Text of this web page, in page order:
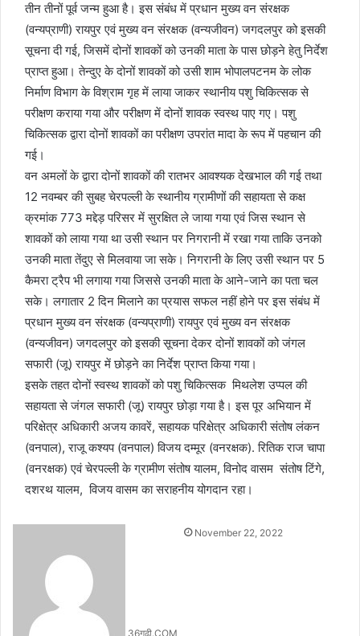
तीन तीनों पूर्व जन्म हुआ है। इस संबंध में प्रधान मुख्य वन संरक्षक
(वन्यप्राणी) रायपुर एवं मुख्य वन संरक्षक (वन्यजीवन) जगदलपुर को इसकी
सूचना दी गई, जिसमें दोनों शावकों को उनकी माता के पास छोड़ने हेतु निर्देश
प्राप्त हुआ। तेन्दुए के दोनों शावकों को उसी शाम भोपालपटनम के लोक
निर्माण विभाग के विश्राम गृह में लाया जाकर स्थानीय पशु चिकित्सक से
परीक्षण कराया गया और परीक्षण में दोनों शावक स्वस्थ पाए गए। पशु
चिकित्सक द्वारा दोनों शावकों का परीक्षण उपरांत मादा के रूप में पहचान की
गई।
वन अमलों के द्वारा दोनों शावकों की रातभर आवश्यक देखभाल की गई तथा
12 नवम्बर की सुबह चेरपल्ली के स्थानीय ग्रामीणों की सहायता से कक्ष
क्रमांक 773 मद्देड़ परिसर में सुरक्षित ले जाया गया एवं जिस स्थान से
शावकों को लाया गया था उसी स्थान पर निगरानी में रखा गया ताकि उनको
उनकी माता तेंदुए से मिलवाया जा सके। निगरानी के लिए उसी स्थान पर 5
कैमरा ट्रैप भी लगाया गया जिससे उनकी माता के आने-जाने का पता चल
सके। लगातार 2 दिन मिलाने का प्रयास सफल नहीं होने पर इस संबंध में
प्रधान मुख्य वन संरक्षक (वन्यप्राणी) रायपुर एवं मुख्य वन संरक्षक
(वन्यजीवन) जगदलपुर को इसकी सूचना देकर दोनों शावकों को जंगल
सफारी (जू) रायपुर में छोड़ने का निर्देश प्राप्त किया गया।
इसके तहत दोनों स्वस्थ शावकों को पशु चिकित्सक मिथलेश उप्पल की
सहायता से जंगल सफारी (जू) रायपुर छोड़ा गया है। इस पूर अभियान में
परिक्षेत्र अधिकारी अजय कावरें, सहायक परिक्षेत्र अधिकारी संतोष लंकन
(वनपाल), राजू कश्यप (वनपाल) विजय दम्मूर (वनरक्षक). रितिक राज चापा
(वनरक्षक) एवं चेरपल्ली के ग्रामीण संतोष यालम, विनोद वासम संतोष टिंगे,
दशरथ यालम, विजय वासम का सराहनीय योगदान रहा।
36गढ़ी.COM
November 22, 2022